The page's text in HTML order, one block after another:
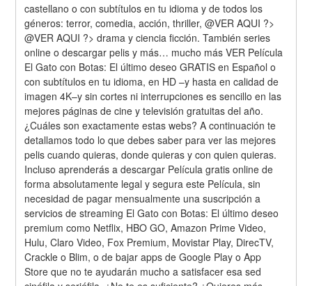
castellano o con subtítulos en tu idioma y de todos los
géneros: terror, comedia, acción, thriller, @VER AQUI ?>
@VER AQUI ?> drama y ciencia ficción. También series
online o descargar pelis y más… mucho más VER Película
El Gato con Botas: El último deseo GRATIS en Español o
con subtítulos en tu idioma, en HD –y hasta en calidad de
imagen 4K–y sin cortes ni interrupciones es sencillo en las
mejores páginas de cine y televisión gratuitas del año.
¿Cuáles son exactamente estas webs? A continuación te
detallamos todo lo que debes saber para ver las mejores
pelis cuando quieras, donde quieras y con quien quieras.
Incluso aprenderás a descargar Película gratis online de
forma absolutamente legal y segura este Película, sin
necesidad de pagar mensualmente una suscripción a
servicios de streaming El Gato con Botas: El último deseo
premium como Netflix, HBO GO, Amazon Prime Video,
Hulu, Claro Video, Fox Premium, Movistar Play, DirecTV,
Crackle o Blim, o de bajar apps de Google Play o App
Store que no te ayudarán mucho a satisfacer esa sed